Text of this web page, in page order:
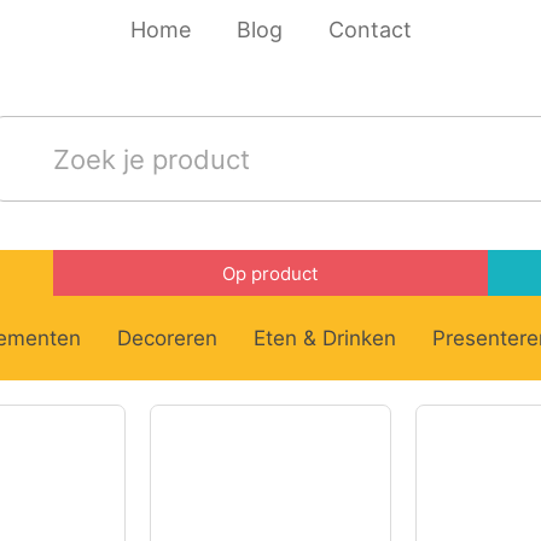
Home Blog Contact
Op product
Decoreren Eten & Drinken